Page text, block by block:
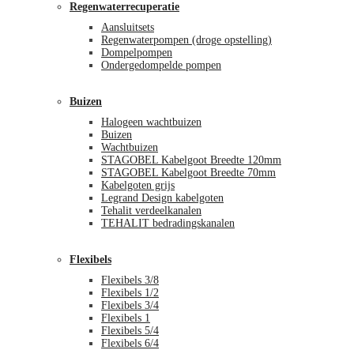
Regenwaterrecuperatie
Aansluitsets
Regenwaterpompen (droge opstelling)
Dompelpompen
Ondergedompelde pompen
Buizen
Halogeen wachtbuizen
Buizen
Wachtbuizen
STAGOBEL Kabelgoot Breedte 120mm
STAGOBEL Kabelgoot Breedte 70mm
Kabelgoten grijs
Legrand Design kabelgoten
Tehalit verdeelkanalen
TEHALIT bedradingskanalen
Flexibels
Flexibels 3/8
Flexibels 1/2
Flexibels 3/4
Flexibels 1
Flexibels 5/4
Flexibels 6/4